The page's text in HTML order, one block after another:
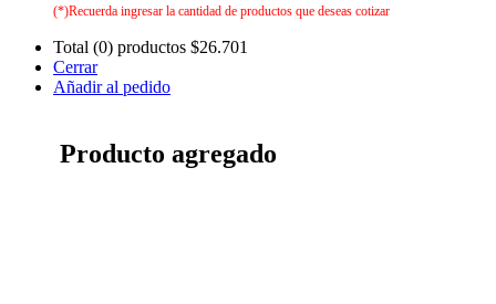
(*)Recuerda ingresar la cantidad de productos que deseas cotizar
Total (0) productos $26.701
Cerrar
Añadir al pedido
Producto agregado